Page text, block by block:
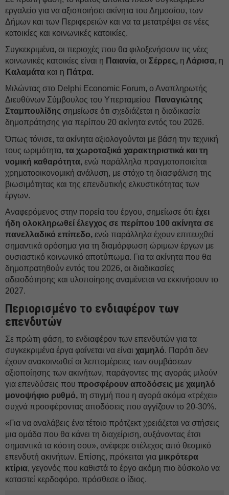
εργαλείο για να αξιοποιήσει ακίνητα του Δημοσίου, των
Δήμων και των Περιφερειών και να τα μετατρέψει σε νέες
κατοικίες και κοινωνικές κατοικίες.
Συγκεκριμένα, οι περιοχές που θα φιλοξενήσουν τις νέες
κοινωνικές κατοικίες είναι η Παιανία, οι Σέρρες, η Λάρισα, η
Καλαμάτα και η Πάτρα.
Μιλώντας στο Delphi Economic Forum, ο Αναπληρωτής
Διευθύνων Σύμβουλος του Υπερταμείου
Παναγιώτης
Σταμπουλίδης σημείωσε ότι σχεδιάζεται η διαδικασία
δημοπράτησης για περίπου 20 ακίνητα εντός του 2026.
Όπως τόνισε, τα ακίνητα αξιολογούνται με βάση την τεχνική
τους ωριμότητα, τα χωροταξικά χαρακτηριστικά και τη
νομική καθαρότητα, ενώ παράλληλα πραγματοποιείται
χρηματοοικονομική ανάλυση, με στόχο τη διασφάλιση της
βιωσιμότητας και της επενδυτικής ελκυστικότητας των
έργων.
Αναφερόμενος στην πορεία του έργου, σημείωσε ότι έχει
ήδη ολοκληρωθεί έλεγχος σε περίπου 100 ακίνητα σε
πανελλαδικό επίπεδο, ενώ παράλληλα έχουν επιτευχθεί
σημαντικά ορόσημα για τη διαμόρφωση ώριμων έργων με
ουσιαστικό κοινωνικό αποτύπωμα. Για τα ακίνητα που θα
δημοπρατηθούν εντός του 2026, οι διαδικασίες
αδειοδότησης και υλοποίησης αναμένεται να εκκινήσουν το
2027.
Περιορισμένο το ενδιαφέρον των
επενδυτών
Σε πρώτη φάση, το ενδιαφέρον των επενδυτών για τα
συγκεκριμένα έργα φαίνεται να είναι χαμηλό. Παρότι δεν
έχουν ανακοινωθεί οι λεπτομέρειες των συμβάσεων
αξιοποίησης των ακινήτων, παράγοντες της αγοράς μιλούν
για επενδύσεις που προσφέρουν αποδόσεις με χαμηλό
μονοψήφιο ρυθμό, τη στιγμή που η αγορά ακόμα «τρέχει»
συχνά προσφέροντας αποδόσεις που αγγίζουν το 20-30%.
«Για να αναλάβεις ένα τέτοιο πρότζεκτ χρειάζεται να στήσεις
μια ομάδα που θα κάνει τη διαχείριση, αυξάνοντας έτσι
σημαντικά τα κόστη σου», ανέφερε στέλεχος από θεσμικό
επενδυτή ακινήτων. Επίσης, πρόκειται για μικρότερα
κτίρια, γεγονός που καθιστά το έργο ακόμη πιο δύσκολο να
καταστεί κερδοφόρο, πρόσθεσε ο ίδιος.